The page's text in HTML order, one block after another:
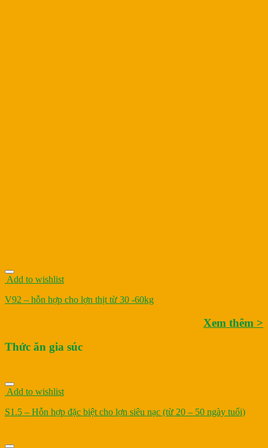
Add to wishlist
V92 – hỗn hợp cho lợn thịt từ 30 -60kg
Xem thêm >
Thức ăn gia súc
Add to wishlist
S1.5 – Hỗn hợp đặc biệt cho lợn siêu nạc (từ 20 – 50 ngày tuổi)